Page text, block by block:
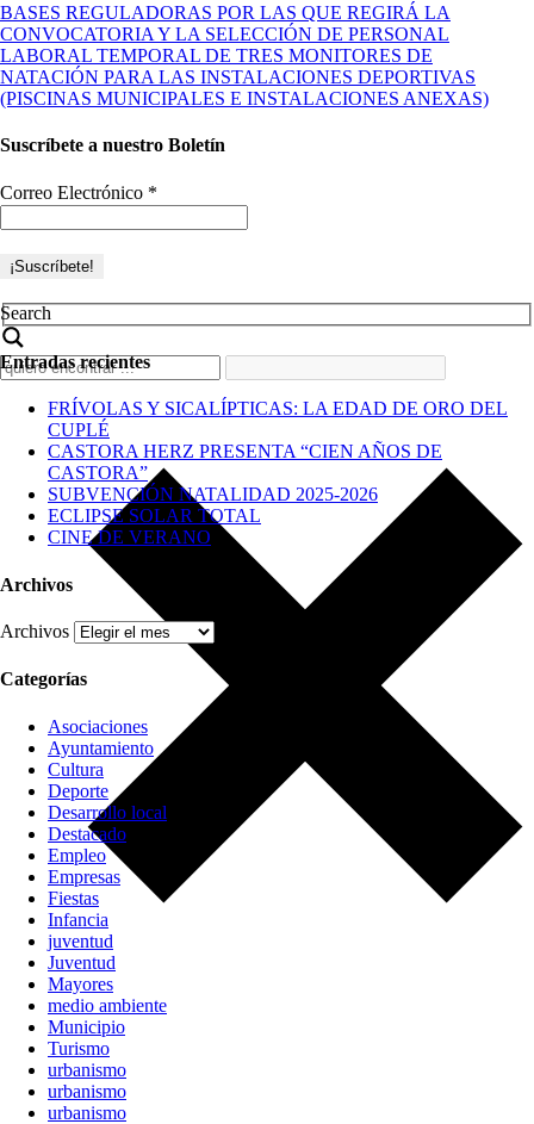
BASES REGULADORAS POR LAS QUE REGIRÁ LA
CONVOCATORIA Y LA SELECCIÓN DE PERSONAL
LABORAL TEMPORAL DE TRES MONITORES DE
NATACIÓN PARA LAS INSTALACIONES DEPORTIVAS
(PISCINAS MUNICIPALES E INSTALACIONES ANEXAS)
Suscríbete a nuestro Boletín
Correo Electrónico *
Search
Entradas recientes
FRÍVOLAS Y SICALÍPTICAS: LA EDAD DE ORO DEL
CUPLÉ
CASTORA HERZ PRESENTA “CIEN AÑOS DE
CASTORA”
SUBVENCIÓN NATALIDAD 2025-2026
ECLIPSE SOLAR TOTAL
CINE DE VERANO
Archivos
Archivos
Categorías
Asociaciones
Ayuntamiento
Cultura
Deporte
Desarrollo local
Destacado
Empleo
Empresas
Fiestas
Infancia
juventud
Juventud
Mayores
medio ambiente
Municipio
Turismo
urbanismo
urbanismo
urbanismo